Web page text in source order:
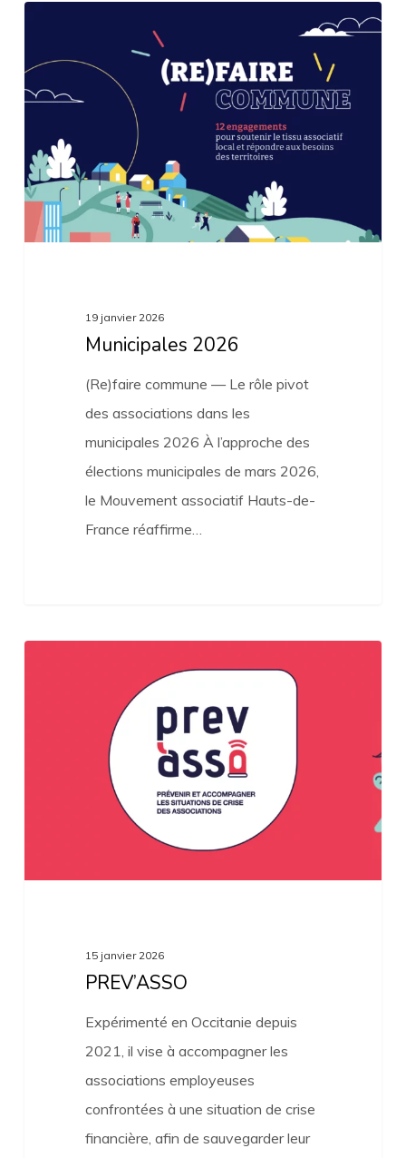
19 janvier 2026
Municipales 2026
(Re)faire commune — Le rôle pivot
des associations dans les
municipales 2026 À l’approche des
élections municipales de mars 2026,
le Mouvement associatif Hauts-de-
France réaffirme…
15 janvier 2026
PREV’ASSO
Expérimenté en Occitanie depuis
2021, il vise à accompagner les
associations employeuses
confrontées à une situation de crise
financière, afin de sauvegarder leur